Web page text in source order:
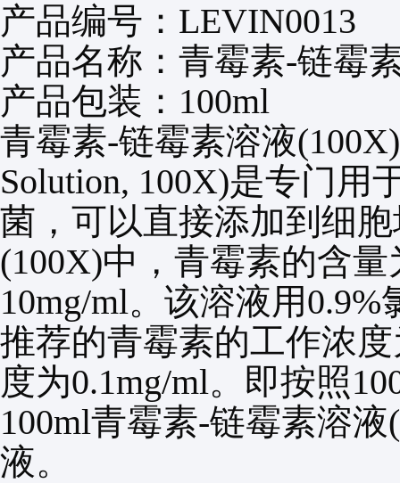
产品编号 ： LEVIN0013
产品名称 ： 青霉素-链霉
产品包装 ： 100ml
青霉素-链霉素溶液
Solution, 100X)是专门用
菌，可以直接添加到细
(100X)中，青霉素的含量
10mg/ml。该溶液用0.9%
推荐的青霉素的工作浓
度为0.1mg/ml。即按照
100ml青霉素-链霉素溶液
液。